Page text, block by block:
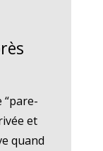
“pare-
et
quand